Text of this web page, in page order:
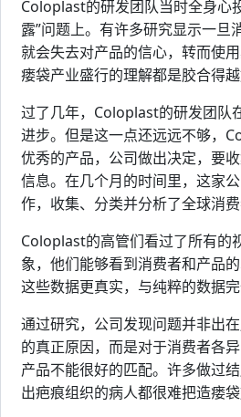
Coloplast的研发团队当时全身心
露”问题上。有许多研究显示一旦
就会失去对产品的信心，转而使
瘘袋产业盛行的理解都是胶合得越
过了几年，Coloplast的研发团队
进步。但是这一点还远远不够，
优秀的产品，公司做出决定，要
信息。在几个月的时间里，这家
作，收集、分类并分析了全球消费
Coloplast的高管们看过了所有的
象，他们能够看到消费者和产品
这些数据更真实，与纯粹的数据完
通过研究，公司发现问题并非出
的真正原因，而是对于消费者各
产品不能很好的匹配。许多做过
出疤痕组织的病人都很难把造瘘袋